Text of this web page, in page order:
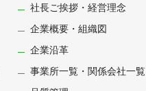
社長ご挨拶・経営理念
企業概要・組織図
企業沿革
事業所一覧・関係会社一覧